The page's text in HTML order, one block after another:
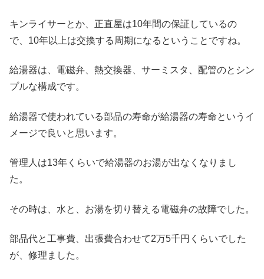
キンライサーとか、正直屋は10年間の保証しているの
で、10年以上は交換する周期になるということですね。
給湯器は、電磁弁、熱交換器、サーミスタ、配管のとシン
プルな構成です。
給湯器で使われている部品の寿命が給湯器の寿命というイ
メージで良いと思います。
管理人は13年くらいで給湯器のお湯が出なくなりまし
た。
その時は、水と、お湯を切り替える電磁弁の故障でした。
部品代と工事費、出張費合わせて2万5千円くらいでした
が、修理ました。